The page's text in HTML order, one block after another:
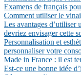
Examens de français
Comment utiliser le
Les avantages d’utiliser
devriez envisager cette
Personnalisation et
personnaliser votre
Made in France : il est
Est-ce une bonne idée